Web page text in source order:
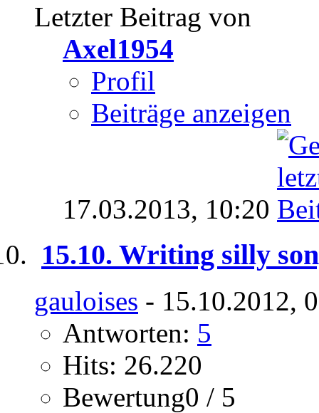
Letzter Beitrag von
Axel1954
Profil
Beiträge anzeigen
17.03.2013, 10:20
15.10. Writing silly
gauloises - 15.10.2012,
Antworten: 5
Hits: 26.220
Bewertung0 / 5